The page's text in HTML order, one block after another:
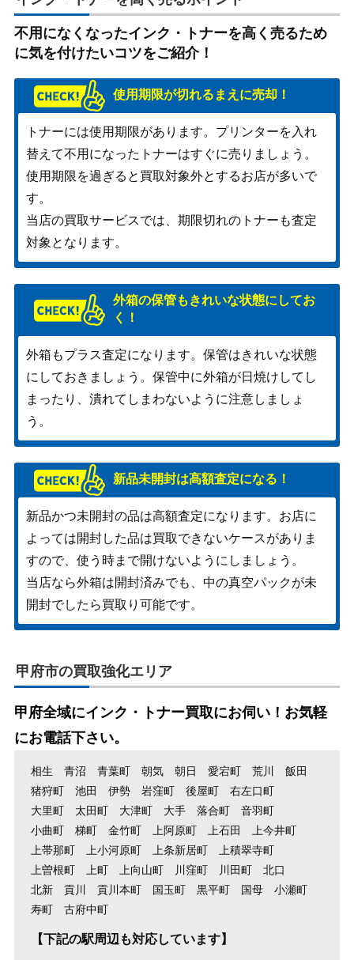
不用になくなったインク・トナーを高く売るため
に気を付けたいコツをご紹介！
使用期限が切れるまえに売却！
トナーには使用期限があります。プリンターを入れ
替えて不用になったトナーはすぐに売りましょう。
使用期限を過ぎると買取対象外とするお店が多いで
す。
当店の買取サービスでは、期限切れのトナーも査定
対象となります。
外箱の保管もきれいな状態にしてお
く！
外箱もプラス査定になります。保管はきれいな状態
にしておきましょう。保管中に外箱が日焼けしてし
まったり、潰れてしまわないように注意しましょ
う。
新品未開封は高額査定になる！
新品かつ未開封の品は高額査定になります。お店に
よっては開封した品は買取できないケースがありま
すので、使う時まで開けないようにしましょう。
当店なら外箱は開封済みでも、中の真空パックが未
開封でしたら買取り可能です。
甲府市の買取強化エリア
甲府全域にインク・トナー買取にお伺い！お気軽
にお電話下さい。
相生 青沼 青葉町 朝気 朝日 愛宕町 荒川
飯田
猪狩町
池田 伊勢 岩窪町 後屋町
右左口町
大里町
太田町 大津町 大手 落合町
音羽町
小曲町
梯町 金竹町 上阿原町 上石田
上今井町
上帯那町
上小河原町 上条新居町
上積翠寺町
上曽根町
上町 上向山町 川窪町 川田町
北口
北新
貢川 貢川本町 国玉町 黒平町 国母
小瀬町
寿町
古府中町
【下記の駅周辺も対応しています】